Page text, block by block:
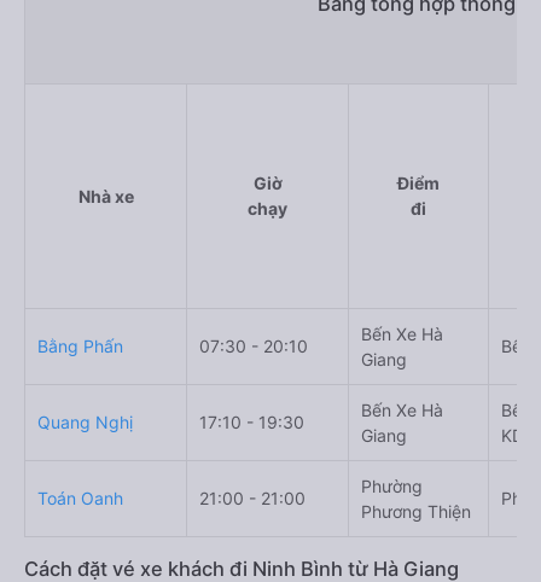
Nhà xe
Giờ
chạy
Điểm
đi
Bằng Phấn 07:30 - 20:10
Bến Xe Hà
Giang
Bến
Quang Nghị 17:10 - 19:30
Bến Xe Hà
Giang
Bến
KDL
Toán Oanh 21:00 - 21:00
Phường
Phương Thiện
Phố
Cách đặt vé xe khách đi Ninh Bình từ Hà Giang